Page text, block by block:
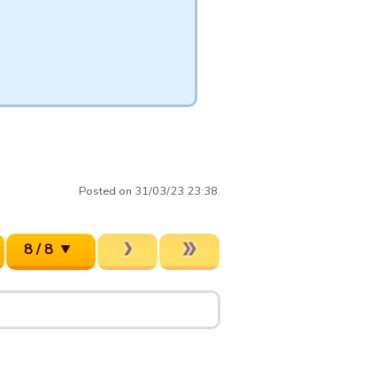
Posted on 31/03/23 23:38.
8 / 8